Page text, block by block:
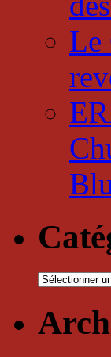
Le
Catégories